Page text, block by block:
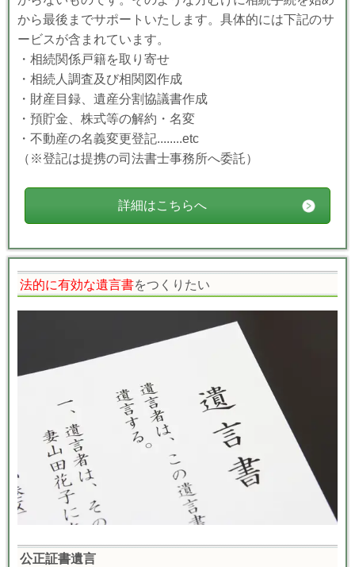
から最後までサポートいたします。具体的には下記のサ
ービスが含まれています。
・相続関係戸籍を取り寄せ
・相続人調査及び相関図作成
・財産目録、遺産分割協議書作成
・預貯金、株式等の解約・名変
・不動産の名義変更登記........etc
（※登記は提携の司法書士事務所へ委託）
詳細はこちらへ
法的に有効な遺言書をつくりたい
公正証書遺言